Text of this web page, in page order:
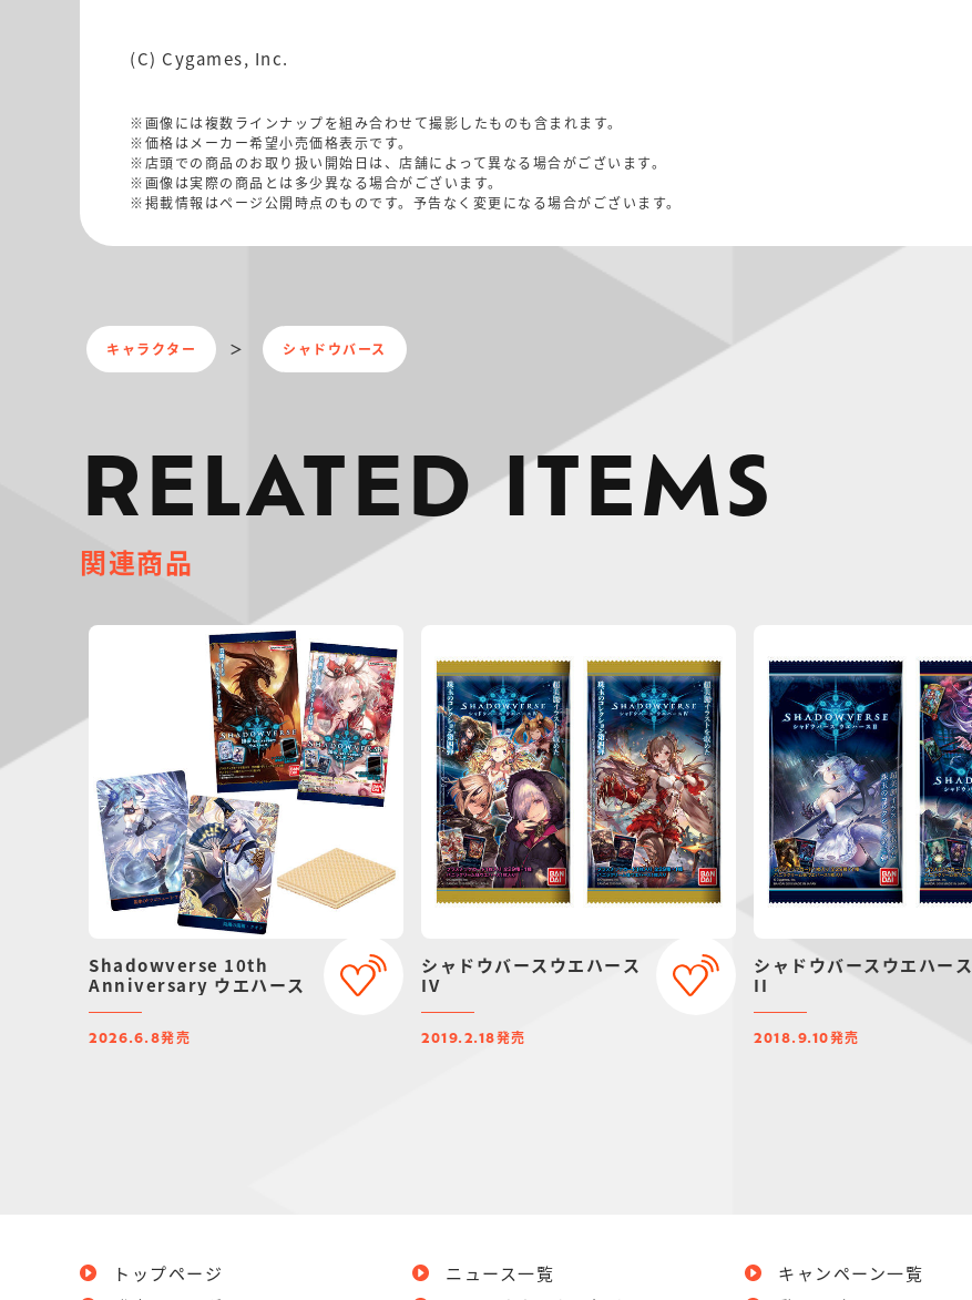
(C) Cygames, Inc.
※画像には複数ラインナップを組み合わせて撮影したものも含まれます。
※価格はメーカー希望小売価格表示です。
※店頭での商品のお取り扱い開始日は、店舗によって異なる場合がございます。
※画像は実際の商品とは多少異なる場合がございます。
※掲載情報はページ公開時点のものです。予告なく変更になる場合がございます。
キャラクター シャドウバース
RELATED ITEMS
関連商品
Shadowverse 10th
Anniversary ウエハース
2026.6.8発売
シャドウバースウエハース
IV
2019.2.18発売
シャドウバースウエハース
II
2018.9.10発売
トップページ
ニュース一覧
キャンペーン一覧